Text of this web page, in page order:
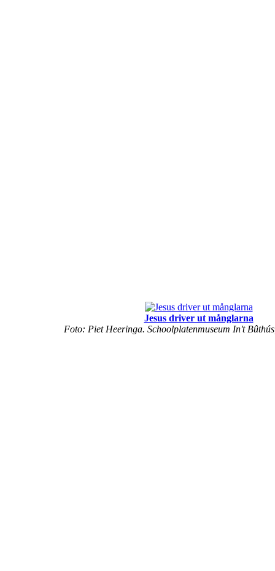
Jesus driver ut månglarna
Foto: Piet Heeringa. Schoolplatenmuseum In't